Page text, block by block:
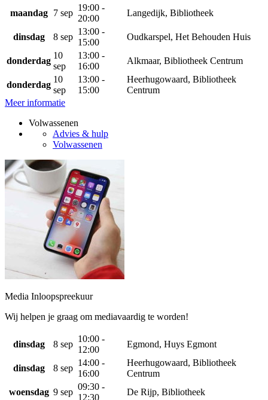
maandag
7 sep
19:00 -
20:00
Langedijk, Bibliotheek
dinsdag 8 sep
13:00 -
15:00
Oudkarspel, Het Behouden Huis
donderdag
10
sep
13:00 -
16:00
Alkmaar, Bibliotheek Centrum
donderdag
10
sep
13:00 -
15:00
Heerhugowaard, Bibliotheek
Centrum
Meer informatie
Volwassenen
Advies & hulp
Volwassenen
Media Inloopspreekuur
Wij helpen je graag om mediavaardig te worden!
dinsdag 8 sep
10:00 -
12:00
Egmond, Huys Egmont
dinsdag 8 sep
14:00 -
16:00
Heerhugowaard, Bibliotheek
Centrum
woensdag 9 sep
09:30 -
12:30
De Rijp, Bibliotheek